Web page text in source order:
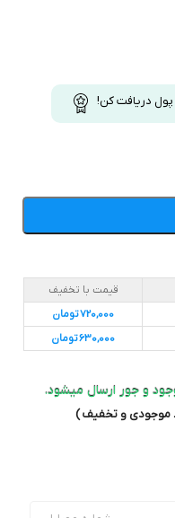
پول دریافت کن!
قیمت با تخفیف
720,000تومان
630,000تومان
و جور ارسال میشود.
موجودی و تخفیف )